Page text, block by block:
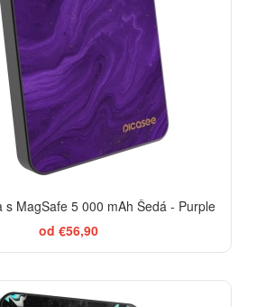
s MagSafe 5 000 mAh Šedá - Purple
od €56,90